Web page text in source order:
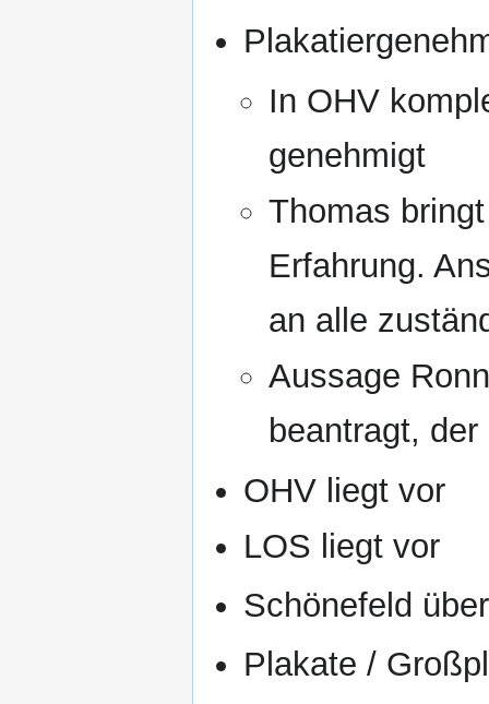
In OHV
genehmigt
Thomas
Erfahrung.
an alle
Aussage
beantragt,
OHV liegt vor
LOS liegt vor
Schönefeld
Plakate /